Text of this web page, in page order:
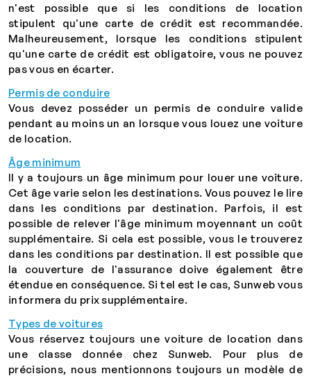
n'est possible que si les conditions de location
stipulent qu'une carte de crédit est recommandée.
Malheureusement, lorsque les conditions stipulent
qu'une carte de crédit est obligatoire, vous ne pouvez
pas vous en écarter.
Permis de conduire
Vous devez posséder un permis de conduire valide
pendant au moins un an lorsque vous louez une voiture
de location.
Âge minimum
Il y a toujours un âge minimum pour louer une voiture.
Cet âge varie selon les destinations. Vous pouvez le lire
dans les conditions par destination. Parfois, il est
possible de relever l'âge minimum moyennant un coût
supplémentaire. Si cela est possible, vous le trouverez
dans les conditions par destination. Il est possible que
la couverture de l'assurance doive également être
étendue en conséquence. Si tel est le cas, Sunweb vous
informera du prix supplémentaire.
Types de voitures
Vous réservez toujours une voiture de location dans
une classe donnée chez Sunweb. Pour plus de
précisions, nous mentionnons toujours un modèle de